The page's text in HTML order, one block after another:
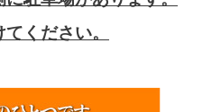
ください。